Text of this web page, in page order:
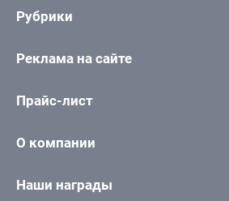
Рубрики
Реклама на сайте
Прайс-лист
О компании
Наши награды